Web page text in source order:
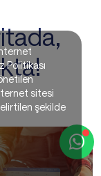
Politikası
sitesi
şekilde